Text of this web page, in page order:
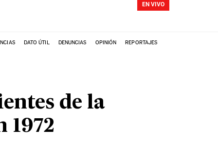
EN VIVO
DATO ÚTIL DENUNCIAS OPINIÓN REPORTAJES
de la
1972